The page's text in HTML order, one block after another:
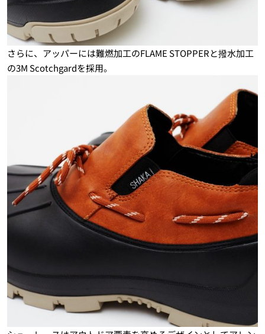
さらに、アッパーには難燃加工のFLAME STOPPERと撥水加工
の3M Scotchgardを採用。